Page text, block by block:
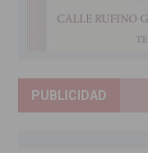
PUBLICIDAD